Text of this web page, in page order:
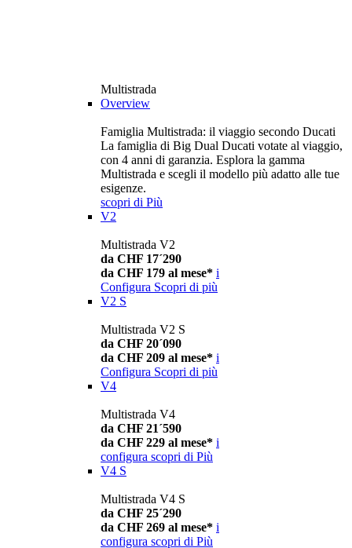
Multistrada
Overview
Famiglia Multistrada: il viaggio secondo Ducati
La famiglia di Big Dual Ducati votate al viaggio,
con 4 anni di garanzia. Esplora la gamma
Multistrada e scegli il modello più adatto alle tue
esigenze.
scopri di Più
V2
Multistrada V2
da CHF 17´290
da CHF 179 al mese* i
Configura Scopri di più
V2 S
Multistrada V2 S
da CHF 20´090
da CHF 209 al mese* i
Configura Scopri di più
V4
Multistrada V4
da CHF 21´590
da CHF 229 al mese* i
configura scopri di Più
V4 S
Multistrada V4 S
da CHF 25´290
da CHF 269 al mese* i
configura scopri di Più